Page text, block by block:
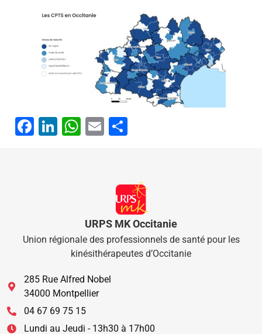
Facebook
LinkedIn
WhatsApp
Email
URPS MK Occitanie
Union régionale des professionnels de santé pour les
kinésithérapeutes d’Occitanie
285 Rue Alfred Nobel
34000 Montpellier
04 67 69 75 15
Lundi au Jeudi - 13h30 à 17h00